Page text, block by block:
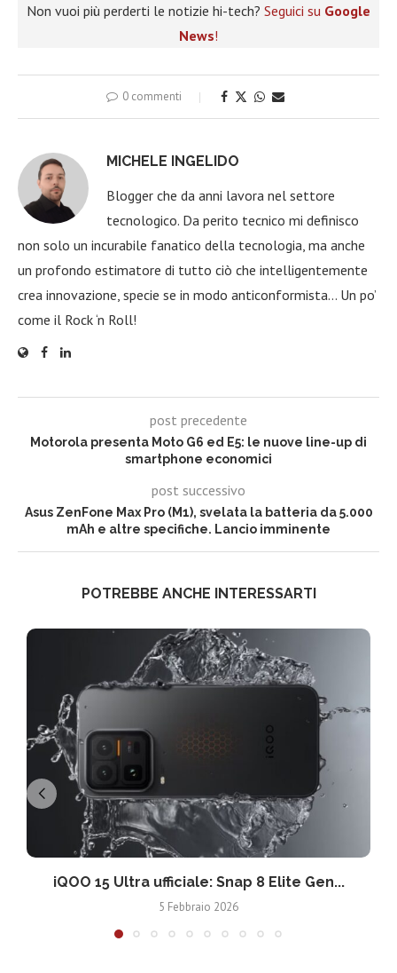
Non vuoi più perderti le notizie hi-tech? Seguici su Google
News!
0 commenti
MICHELE INGELIDO
Blogger che da anni lavora nel settore
tecnologico. Da perito tecnico mi definisco
non solo un incurabile fanatico della tecnologia, ma anche
un profondo estimatore di tutto ciò che intelligentemente
crea innovazione, specie se in modo anticonformista… Un po’
come il Rock ‘n Roll!
post precedente
Motorola presenta Moto G6 ed E5: le nuove line-up di
smartphone economici
post successivo
Asus ZenFone Max Pro (M1), svelata la batteria da 5.000
mAh e altre specifiche. Lancio imminente
POTREBBE ANCHE INTERESSARTI
iQOO 15 Ultra ufficiale: Snap 8 Elite Gen...
5 Febbraio 2026